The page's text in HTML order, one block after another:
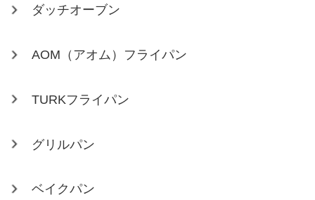
ダッチオーブン
AOM（アオム）フライパン
TURKフライパン
グリルパン
ベイクパン